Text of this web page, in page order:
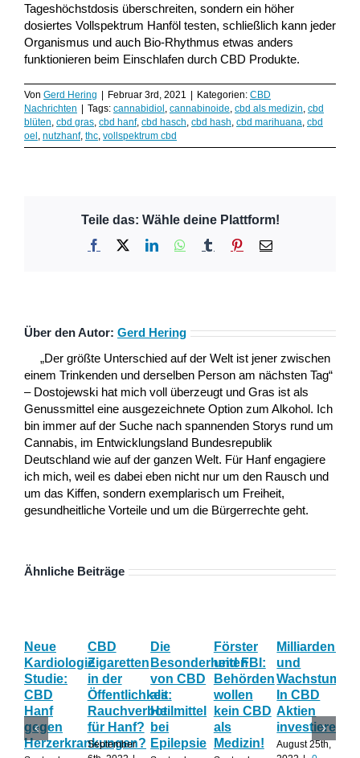
Tageshöchstdosis überschreiten, sondern ein höher
dosiertes Vollspektrum Hanföl testen, schließlich kann jeder
Organismus und auch Bio-Rhythmus etwas anders
funktionieren beim Einschlafen durch CBD Produkte.
Von Gerd Hering | Februar 3rd, 2021 | Kategorien: CBD
Nachrichten | Tags: cannabidiol, cannabinoide, cbd als medizin, cbd
blüten, cbd gras, cbd hanf, cbd hasch, cbd hash, cbd marihuana, cbd
oel, nutzhanf, thc, vollspektrum cbd
Teile das: Wähle deine Plattform!
Facebook LinkedInWhatsApp
Tumblr Pinterest
E-
Über den Autor: Gerd Hering
„Der größte Unterschied auf der Welt ist jener zwischen
einem Trinkenden und derselben Person am nächsten Tag“
– Dostojewski hat mich voll überzeugt und Gras ist als
Genussmittel eine ausgezeichnete Option zum Alkohol. Ich
bin immer auf der Suche nach spannenden Storys rund um
Cannabis, im Entwicklungsland Bundesrepublik
Deutschland wie auf der ganzen Welt. Für Hanf engagiere
ich mich, weil es dabei eben nicht nur um den Rausch und
um das Kiffen, sondern exemplarisch um Freiheit,
gesundheitliche Vorteile und um die Bürgerrechte geht.
Ähnliche Beiträge
Neue
Kardiologie
Studie:
CBD
Hanf
gegen
Herzerkrankungen?
CBD
Zigaretten
in der
Öffentlichkeit:
Rauchverbot
für Hanf?
September
Die
Besonderheiten
von CBD
als
Heilmittel
bei
Epilepsie
Förster
und FBI:
Behörden
wollen
kein CBD
als
Medizin!
und
Wachstum:
In CBD
Aktien
investieren?
August 25th,